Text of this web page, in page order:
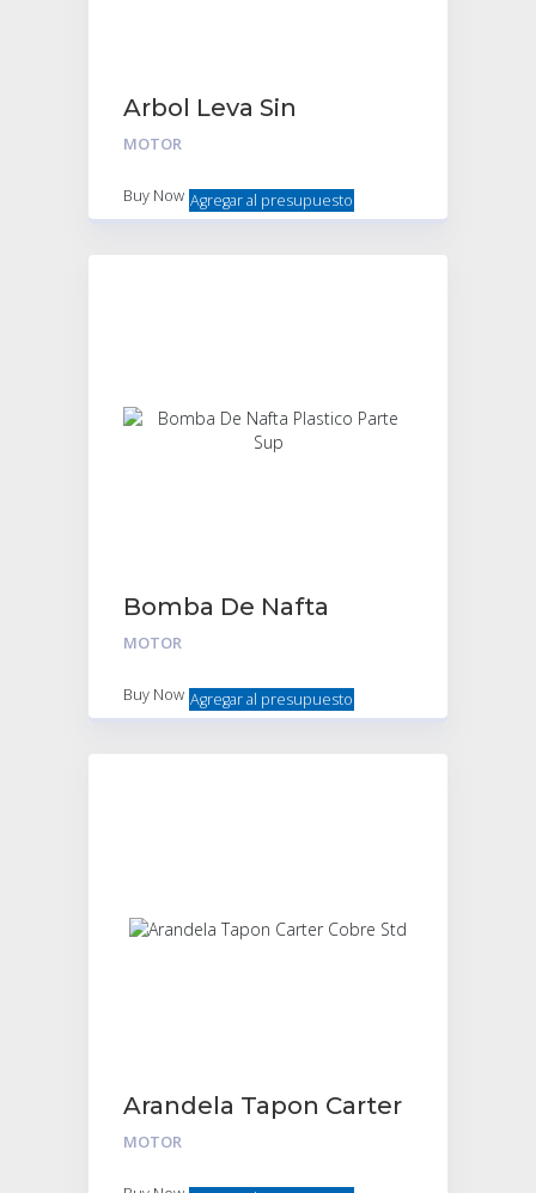
Arbol Leva Sin
engranaje Cuerpo
MOTOR
Buy Now Agregar al presupuesto
Bomba De Nafta
Plastico Parte Sup
MOTOR
Buy Now Agregar al presupuesto
Arandela Tapon Carter
Cobre Std
MOTOR